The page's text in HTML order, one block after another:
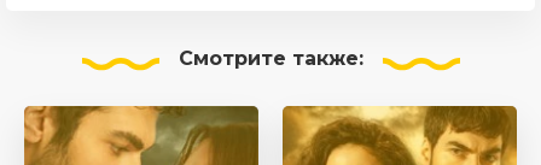
Смотрите также: